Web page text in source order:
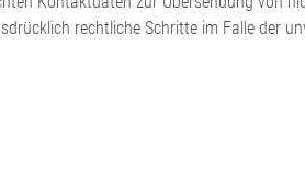
rechtliche Schritte im Falle der